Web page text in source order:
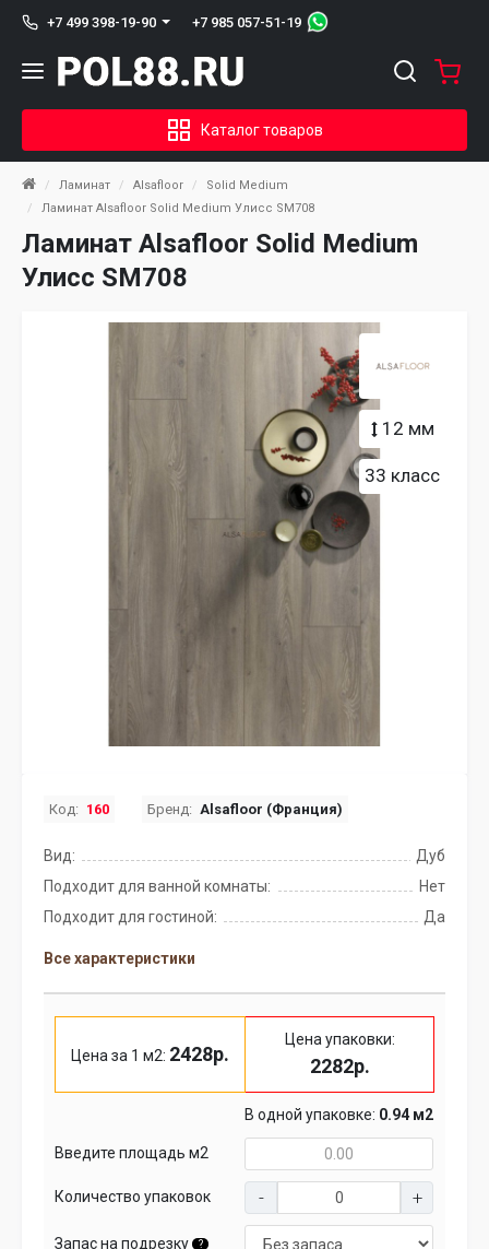
+7 499 398-19-90 +7 985 057-51-19
Каталог товаров
Ламинат Alsafloor
Solid Medium
Ламинат Alsafloor Solid Medium Улисс SM708
Ламинат Alsafloor Solid Medium
Улисс SM708
12 мм
33 класс
Код: 160 Бренд: Alsafloor (Франция)
Вид:
Дуб
Подходит для ванной комнаты:
Нет
Подходит для гостиной:
Да
Все характеристики
Цена за 1 м2: 2428р.
Цена упаковки:
2282р.
В одной упаковке: 0.94 м2
Введите площадь м2
Количество упаковок
Запас на подрезку ?